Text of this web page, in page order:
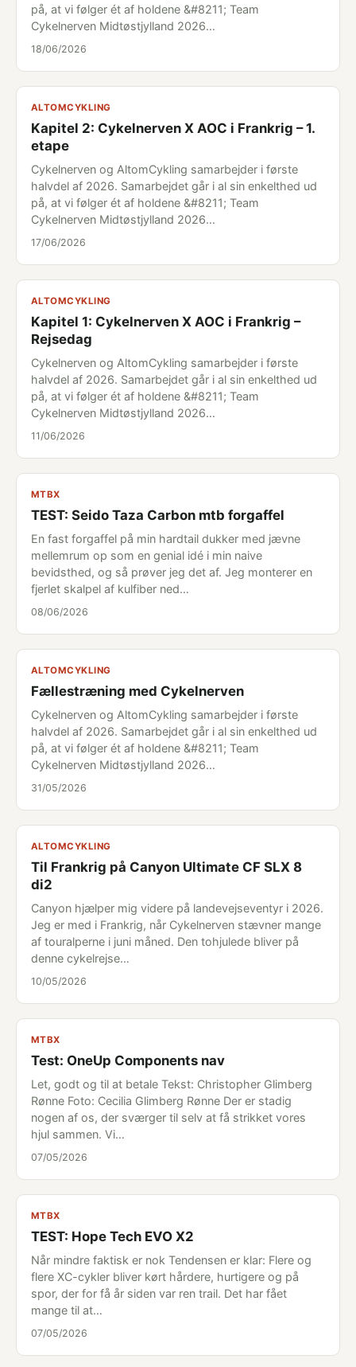
på, at vi følger ét af holdene &#8211; Team
Cykelnerven Midtøstjylland 2026…
18/06/2026
ALTOMCYKLING
Kapitel 2: Cykelnerven X AOC i Frankrig – 1.
etape
Cykelnerven og AltomCykling samarbejder i første
halvdel af 2026. Samarbejdet går i al sin enkelthed ud
på, at vi følger ét af holdene &#8211; Team
Cykelnerven Midtøstjylland 2026…
17/06/2026
ALTOMCYKLING
Kapitel 1: Cykelnerven X AOC i Frankrig –
Rejsedag
Cykelnerven og AltomCykling samarbejder i første
halvdel af 2026. Samarbejdet går i al sin enkelthed ud
på, at vi følger ét af holdene &#8211; Team
Cykelnerven Midtøstjylland 2026…
11/06/2026
MTBX
TEST: Seido Taza Carbon mtb forgaffel
En fast forgaffel på min hardtail dukker med jævne
mellemrum op som en genial idé i min naive
bevidsthed, og så prøver jeg det af. Jeg monterer en
fjerlet skalpel af kulfiber ned…
08/06/2026
ALTOMCYKLING
Fællestræning med Cykelnerven
Cykelnerven og AltomCykling samarbejder i første
halvdel af 2026. Samarbejdet går i al sin enkelthed ud
på, at vi følger ét af holdene &#8211; Team
Cykelnerven Midtøstjylland 2026…
31/05/2026
ALTOMCYKLING
Til Frankrig på Canyon Ultimate CF SLX 8
di2
Canyon hjælper mig videre på landevejseventyr i 2026.
Jeg er med i Frankrig, når Cykelnerven stævner mange
af touralperne i juni måned. Den tohjulede bliver på
denne cykelrejse…
10/05/2026
MTBX
Test: OneUp Components nav
Let, godt og til at betale Tekst: Christopher Glimberg
Rønne Foto: Cecilia Glimberg Rønne Der er stadig
nogen af os, der sværger til selv at få strikket vores
hjul sammen. Vi…
07/05/2026
MTBX
TEST: Hope Tech EVO X2
Når mindre faktisk er nok Tendensen er klar: Flere og
flere XC-cykler bliver kørt hårdere, hurtigere og på
spor, der for få år siden var ren trail. Det har fået
mange til at…
07/05/2026